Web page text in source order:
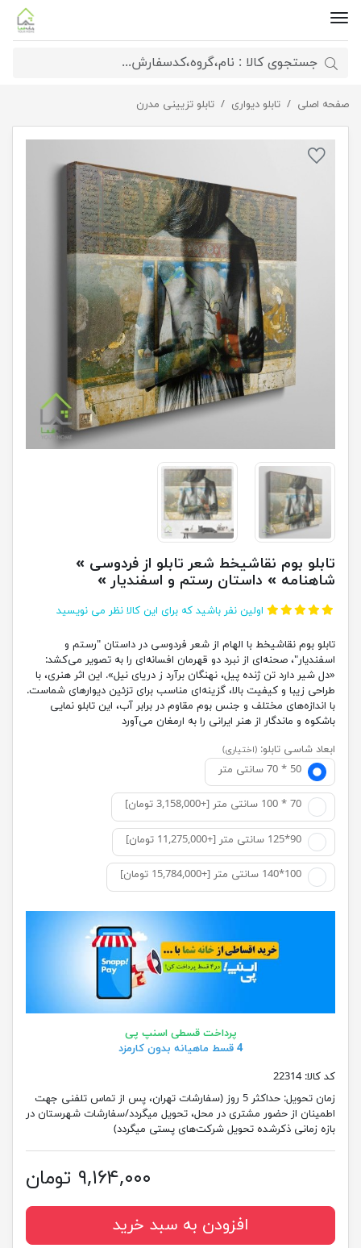
صفحه اصلی تابلو دیواری تابلو تزیینی مدرن
تابلو بوم نقاشیخط شعر تابلو از فردوسی » شاهنامه » داستان رستم و
تابلو بوم نقاشیخط شعر تابلو از فردوسی »
شاهنامه » داستان رستم و اسفندیار »
اولین نفر باشید که برای این کالا نظر می نویسید
تابلو بوم نقاشیخط با الهام از شعر فردوسی در داستان "رستم و
اسفندیار"، صحنه‌ای از نبرد دو قهرمان افسانه‌ای را به تصویر می‌کشد:
«دل شیر دارد تن ژنده پیل، نهنگان برآرد ز دریای نیل». این اثر هنری، با
طراحی زیبا و کیفیت بالا، گزینه‌ای مناسب برای تزئین دیوارهای شماست.
با اندازه‌های مختلف و جنس بوم مقاوم در برابر آب، این تابلو نمایی
باشکوه و ماندگار از هنر ایرانی را به ارمغان می‌آورد
ابعاد شاسی تابلو: (اختیاری)
50 * 70 سانتی متر
70 * 100 سانتی متر [+3,158,000 تومان]
90*125 سانتی متر [+11,275,000 تومان]
100*140 سانتی متر [+15,784,000 تومان]
پرداخت قسطی اسنپ پی
4 قسط ماهیانه بدون کارمزد
کد کالا: 22314
زمان تحویل:
حداکثر 5 روز (سفارشات تهران، پس از تماس تلفنی جهت
اطمینان از حضور مشتری در محل، تحویل میگردد/سفارشات شهرستان در
بازه زمانی ذکرشده تحویل شرکت‌های پستی میگردد)
۹,۱۶۴,۰۰۰ تومان
افزودن به سبد خرید